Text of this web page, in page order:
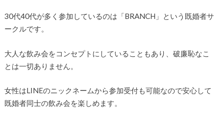
30代40代が多く参加しているのは「BRANCH」という既婚者サ
ークルです。
大人な飲み会をコンセプトにしていることもあり、破廉恥なこ
とは一切ありません。
女性はLINEのニックネームから参加受付も可能なので安心して
既婚者同士の飲み会を楽しめます。